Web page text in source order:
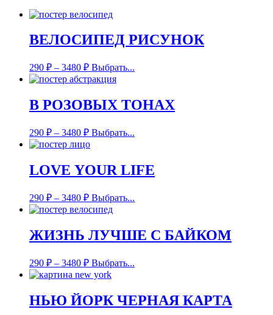
ВЕЛОСИПЕД РИСУНОК
290 ₽ – 3480 ₽ Выбрать...
В РОЗОВЫХ ТОНАХ
290 ₽ – 3480 ₽ Выбрать...
LOVE YOUR LIFE
290 ₽ – 3480 ₽ Выбрать...
ЖИЗНЬ ЛУЧШЕ С БАЙКОМ
290 ₽ – 3480 ₽ Выбрать...
НЬЮ ЙОРК ЧЕРНАЯ КАРТА